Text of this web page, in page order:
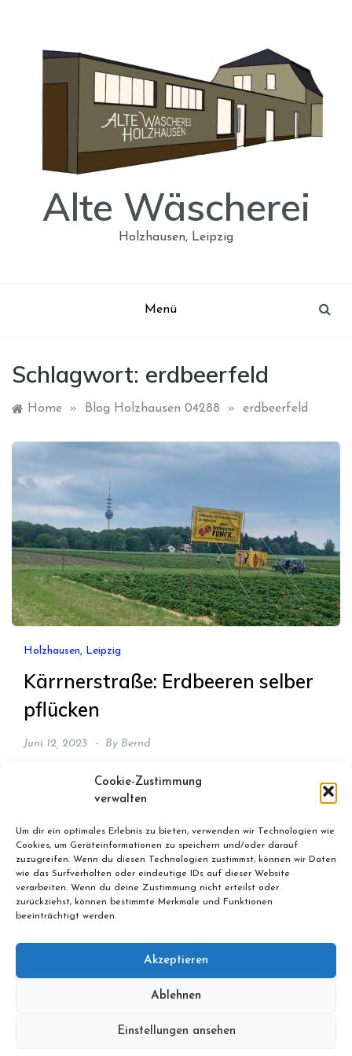
Cookie-Zustimmung
verwalten
Um dir ein optimales Erlebnis zu bieten, verwenden wir Technologien wie
Cookies, um Geräteinformationen zu speichern und/oder darauf
zuzugreifen. Wenn du diesen Technologien zustimmst, können wir Daten
wie das Surfverhalten oder eindeutige IDs auf dieser Website
verarbeiten. Wenn du deine Zustimmung nicht erteilst oder
zurückziehst, können bestimmte Merkmale und Funktionen
beeinträchtigt werden.
Akzeptieren
Ablehnen
Einstellungen ansehen
Alte Wäscherei
Holzhausen, Leipzig
Menü
Schlagwort: erdbeerfeld
Home » Blog Holzhausen 04288 » erdbeerfeld
Holzhausen, Leipzig
Kärrnerstraße: Erdbeeren selber
pflücken
Juni 12, 2023 By Bernd
„Gerade Erdbeeren sollten vollreif geerntet werden
und dann innerhalb kurzer Zeit auf dem Tisch
am neuen Erdbeerfeld an der Kärrnerstraße in
Holzhausen ist.